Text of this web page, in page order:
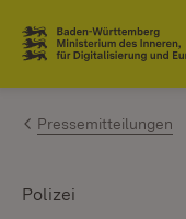
Zum Inhalt
Link zur Startseite
Pressemitteilungen
Polizei